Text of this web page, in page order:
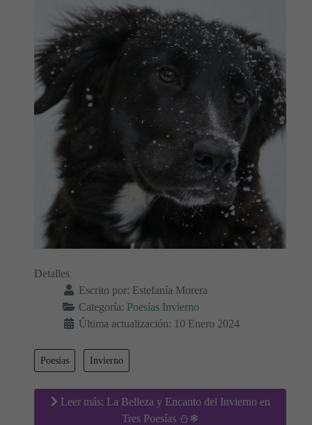
Detalles
Escrito por: Estefanía Morera
Categoría: Poesías Invierno
Última actualización: 10 Enero 2024
Poesías Invierno
Leer más: La Belleza y Encanto del Invierno en
Tres Poesías ⛄❄